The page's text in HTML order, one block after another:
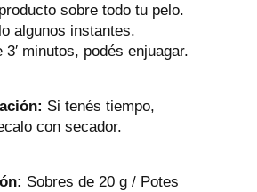
sobre todo tu pelo.
algunos instantes.
3′ minutos, podés enjuagar.
Si tenés tiempo,
con secador.
Sobres de 20 g / Potes